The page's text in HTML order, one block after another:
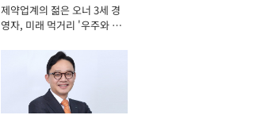
표이사 사장
제약업계의 젊은 오너 3세 경
영자, 미래 먹거리 '우주와 헬